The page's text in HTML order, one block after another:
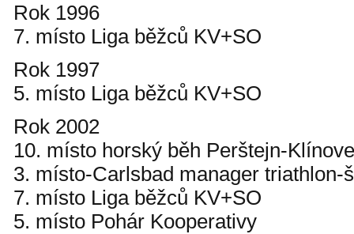
Rok 1996
7. místo Liga běžců KV+SO
Rok 1997
5. místo Liga běžců KV+SO
Rok 2002
10. místo horský běh Perštejn-
3. místo-Carlsbad manager triathlon-
7. místo Liga běžců KV+SO
5. místo Pohár Kooperativy